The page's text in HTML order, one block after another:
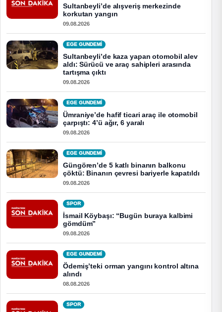
Sultanbeyli’de alışveriş merkezinde
korkutan yangın
09.08.2026
EGE GUNDEMİ
Sultanbeyli’de kaza yapan otomobil alev
aldı: Sürücü ve araç sahipleri arasında
tartışma çıktı
09.08.2026
EGE GUNDEMİ
Ümraniye’de hafif ticari araç ile otomobil
çarpıştı: 4’ü ağır, 6 yaralı
09.08.2026
EGE GUNDEMİ
Güngören’de 5 katlı binanın balkonu
çöktü: Binanın çevresi bariyerle kapatıldı
09.08.2026
SPOR
İsmail Köybaşı: “Bugün buraya kalbimi
gömdüm”
09.08.2026
EGE GUNDEMİ
Ödemiş’teki orman yangını kontrol altına
alındı
08.08.2026
SPOR